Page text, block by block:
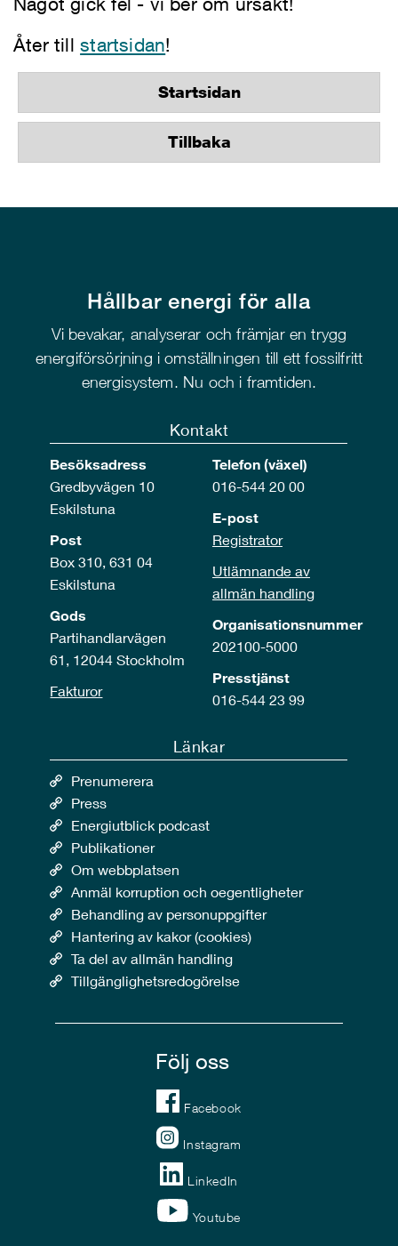
Åter tillstartsidan!
Startsidan
Tillbaka
Hållbar energi för alla
Vi bevakar, analyserar och främjar en trygg
energiförsörjning i omställningen till ett fossilfritt
energisystem. Nu och i framtiden.
Kontakt
Besöksadress
Gredbyvägen 10
Eskilstuna
Post
Box 310, 631 04
Eskilstuna
Gods
Partihandlarvägen
61, 12044 Stockholm
Fakturor
Telefon (växel)
016-544 20 00
E-post
Registrator
Utlämnande av
allmän handling
Organisationsnummer
202100-5000
Presstjänst
016-544 23 99
Länkar
Prenumerera
Press
Energiutblick podcast
Publikationer
Om webbplatsen
Anmäl korruption och oegentligheter
Behandling av personuppgifter
Hantering av kakor (cookies)
Ta del av allmän handling
Tillgänglighetsredogörelse
Följ oss
Facebook
Instagram
LinkedIn
Youtube